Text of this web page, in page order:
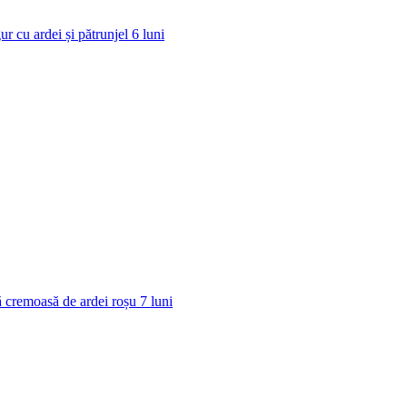
cu ardei și pătrunjel 6 luni
cremoasă de ardei roșu 7 luni